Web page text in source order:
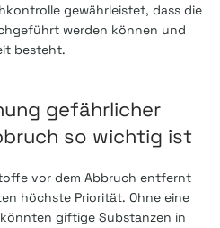
gewährleistet, dass die
werden können und
besteht.
gefährlicher
so wichtig ist
vor dem Abbruch entfernt
höchste Priorität. Ohne eine
giftige Substanzen in